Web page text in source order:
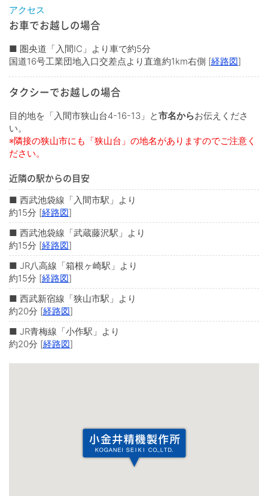
アクセス
お車でお越しの場合
■ 圏央道「入間IC」より車で約5分
国道16号工業団地入口交差点より直進約1km右側 [経路図]
タクシーでお越しの場合
目的地を「入間市狭山台4-16-13」と市名からお伝えくださ
い。
※隣接の狭山市にも「狭山台」の地名がありますのでご注意く
ださい。
近隣の駅からの目安
■ 西武池袋線「入間市駅」より
約15分 [経路図]
■ 西武池袋線「武蔵藤沢駅」より
約15分 [経路図]
■ JR八高線「箱根ヶ崎駅」より
約15分 [経路図]
■ 西武新宿線「狭山市駅」より
約20分 [経路図]
■ JR青梅線「小作駅」より
約20分 [経路図]